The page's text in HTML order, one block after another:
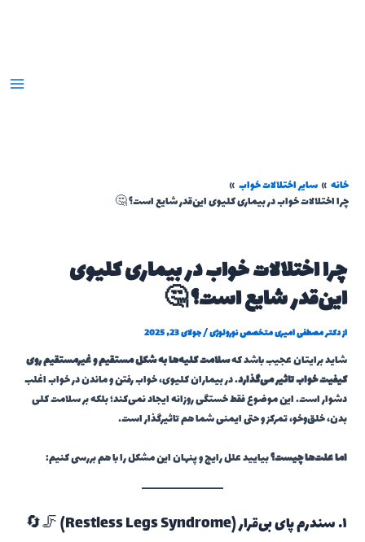
خانه
سایر اختلالات خواب
چرا اختلالات خواب در بیماری کلیوی این‌قدر شایع است؟ 🤔
چرا اختلالات خواب در بیماری کلیوی
این‌قدر شایع است؟ 🤔
ازدکتر مصطفی امیری متخصص نورولوژی/جولای 23, 2025
شاید برایتان عجیب باشد کهسلامت کلیه‌ها به شکل مستقیم و غیرمستقیم روی
کیفیت خواب تاثیر می‌گذارد. در بیماران کلیوی، خواب رفتن و ماندن در خواب اغلب
دشوار است. این موضوع فقط خستگی روزانه ایجاد نمی‌کند؛ بلکه بر سلامت کلی
بدن، خلق‌وخو، تمرکز و حتی ایمنی شما هم تاثیرگذار است.
اما علت‌ها چیست؟بیایید علل رایج و پنهان این مشکل را با هم بررسی کنیم:
۱. سندرم پای بی‌قرار (Restless Legs Syndrome) 🦵🔄